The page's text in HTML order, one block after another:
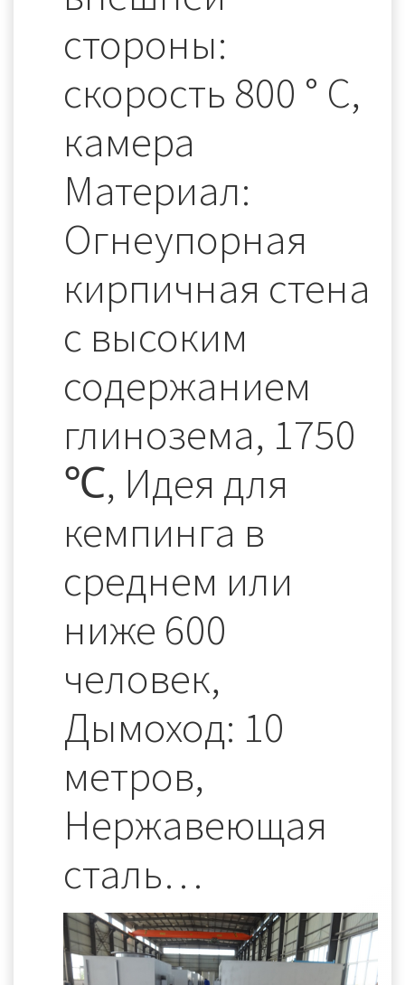
стороны:
скорость 800 ° C,
камера
Материал:
Огнеупорная
кирпичная стена
с высоким
содержанием
глинозема, 1750
℃, Идея для
кемпинга в
среднем или
ниже 600
человек,
Дымоход: 10
метров,
Нержавеющая
сталь…